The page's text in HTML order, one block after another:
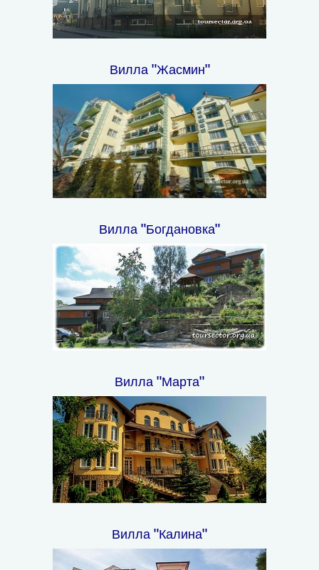
Вилла "Жасмин"
Вилла "Богдановка"
Вилла "Марта"
Вилла "Калина"